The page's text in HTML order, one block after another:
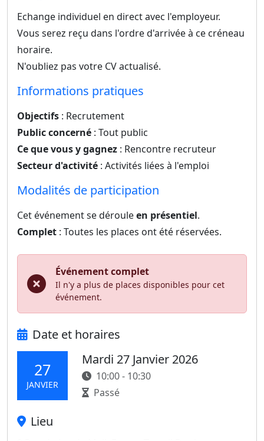
Echange individuel en direct avec l'employeur.
Vous serez reçu dans l'ordre d'arrivée à ce créneau
horaire.
N'oubliez pas votre CV actualisé.
Informations pratiques
Objectifs : Recrutement
Public concerné : Tout public
Ce que vous y gagnez : Rencontre recruteur
Secteur d'activité : Activités liées à l'emploi
Modalités de participation
Cet événement se dérouleen présentiel.
Complet : Toutes les places ont été réservées.
Événement complet
Il n'y a plus de places disponibles pour cet
événement.
Date et horaires
27
JANVIER
Mardi 27 Janvier 2026
10:00 - 10:30
Passé
Lieu